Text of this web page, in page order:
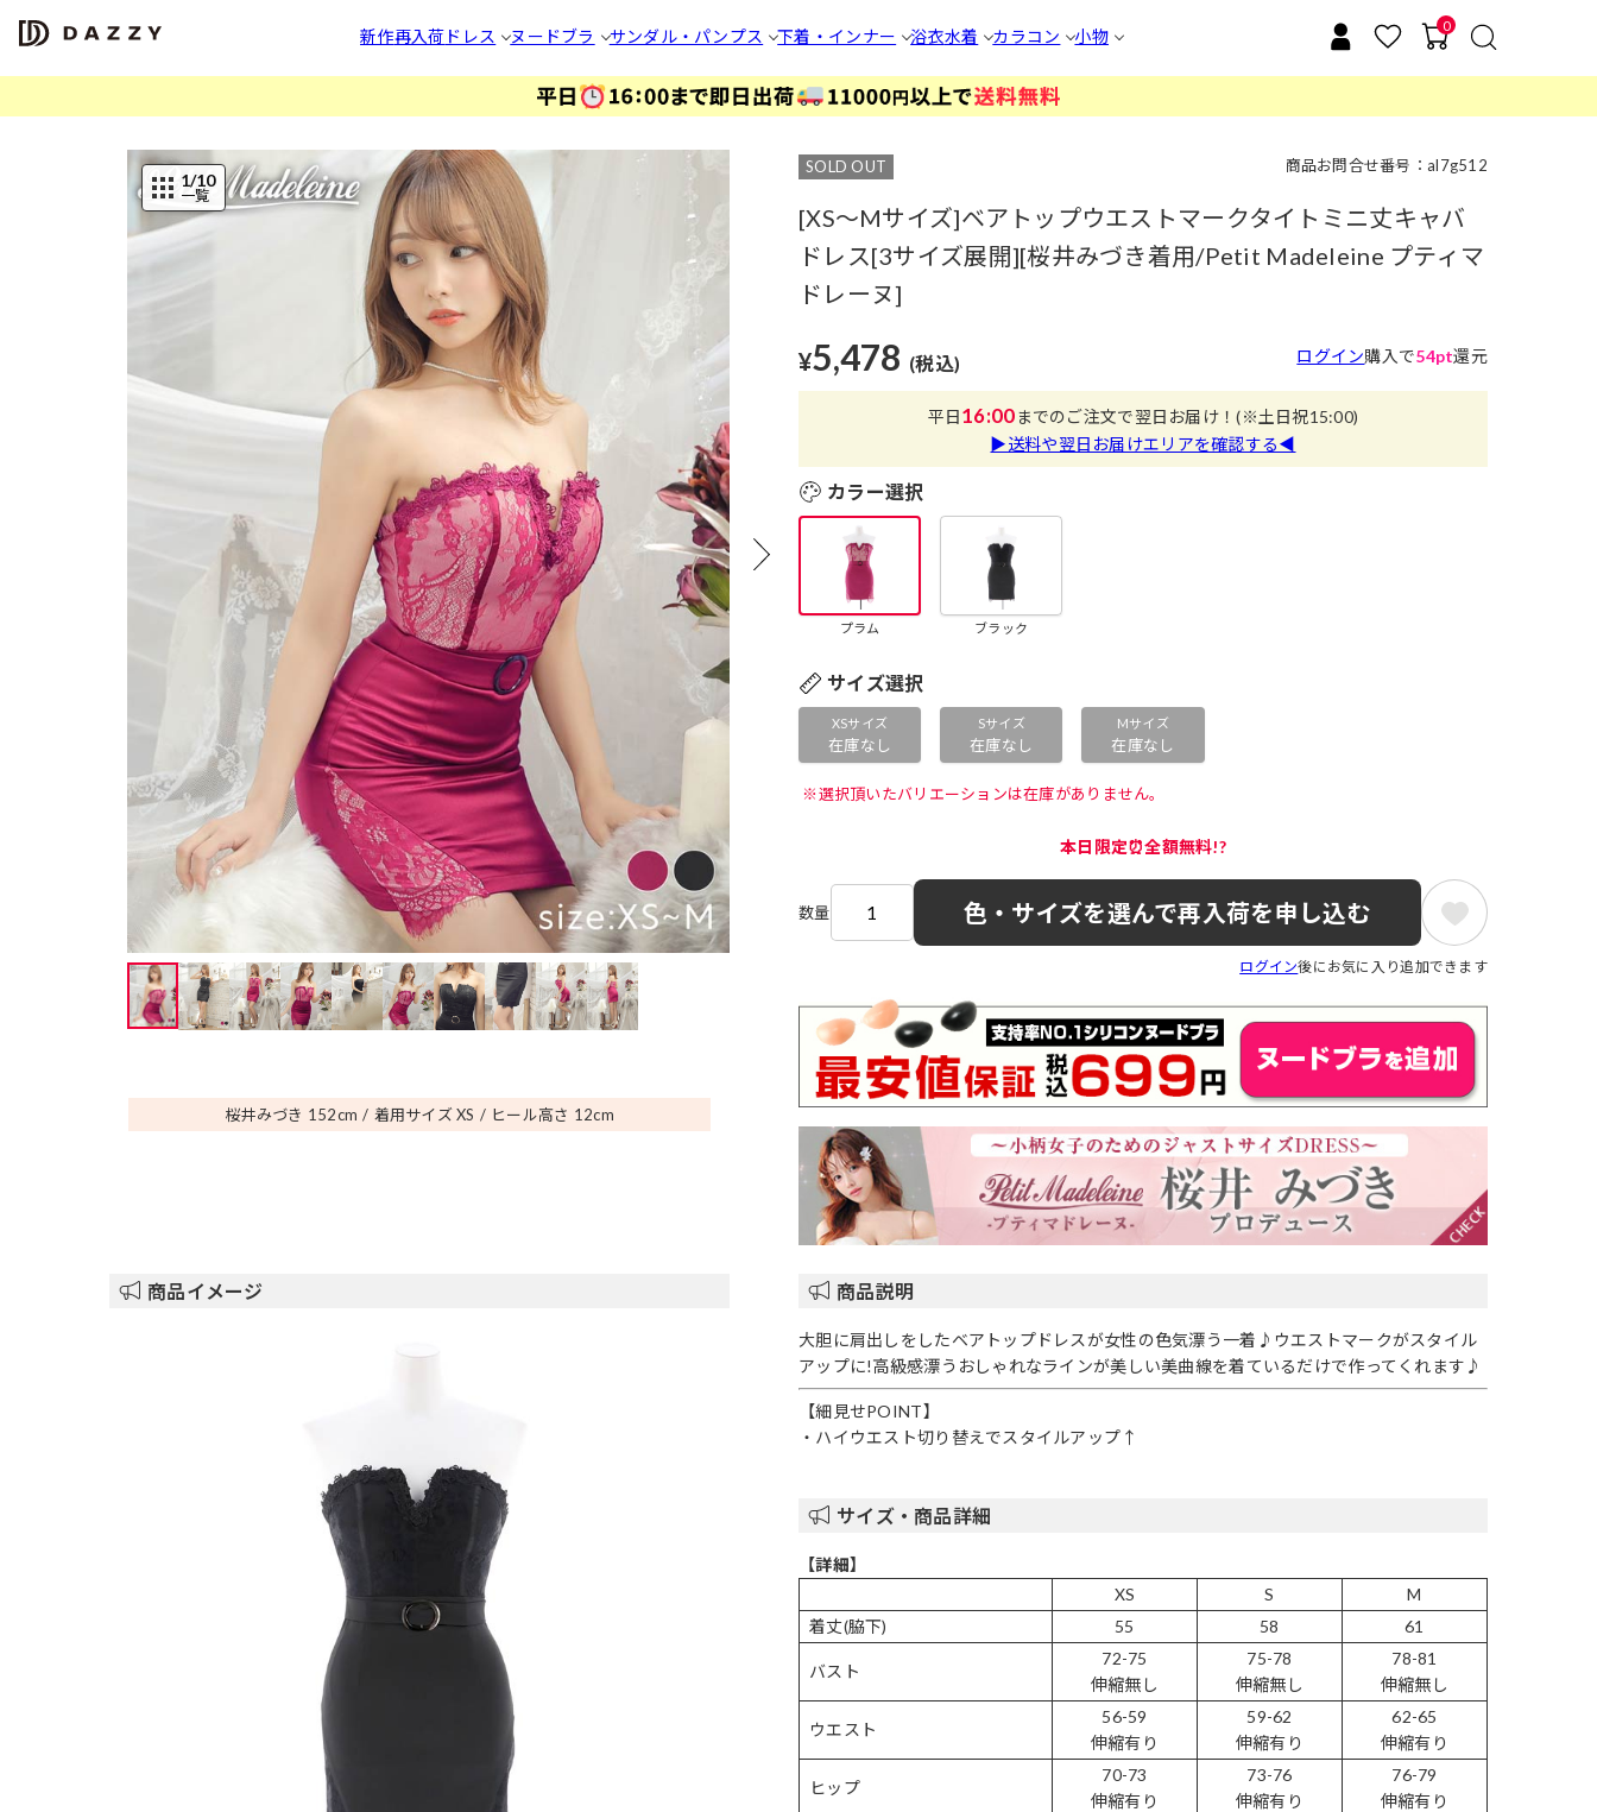
新作再入荷 ドレス ヌードブラ サンダル・パンプス 下着・インナー 浴衣水着 カラコン 小物
0
1/10
一覧
桜井みづき 152cm 着用サイズ XS ヒール高さ 12cm
SOLD OUT 商品お問合せ番号：al7g512
[XS～Mサイズ]ベアトップウエストマークタイトミニ丈キャバ
ドレス[3サイズ展開][桜井みづき着用/Petit Madeleine プティマ
ドレーヌ]
¥5,478 (税込) ログイン購入で54pt還元
平日16:00までのご注文で翌日お届け！(※土日祝15:00)
▶送料や翌日お届けエリアを確認する◀
カラー選択
プラム ブラック
サイズ選択
XSサイズ
在庫なし
Sサイズ
在庫なし
Mサイズ
在庫なし
※選択頂いたバリエーションは在庫がありません。
本日限定⏰全額無料!?
数量 色・サイズを選んで再入荷を申し込む
ログイン後にお気に入り追加できます
商品イメージ 商品説明
大胆に肩出しをしたベアトップドレスが女性の色気漂う一着♪ウエストマークがスタイル
アップに!高級感漂うおしゃれなラインが美しい美曲線を着ているだけで作ってくれます♪
【細見せPOINT】
・ハイウエスト切り替えでスタイルアップ↑
サイズ・商品詳細
【詳細】
XS
S
M
着丈(脇下)
55 58 61
バスト
72-75
伸縮無し
75-78
伸縮無し
78-81
伸縮無し
ウエスト
56-59
伸縮有り
59-62
伸縮有り
62-65
伸縮有り
ヒップ
70-73
伸縮有り
73-76
伸縮有り
76-79
伸縮有り